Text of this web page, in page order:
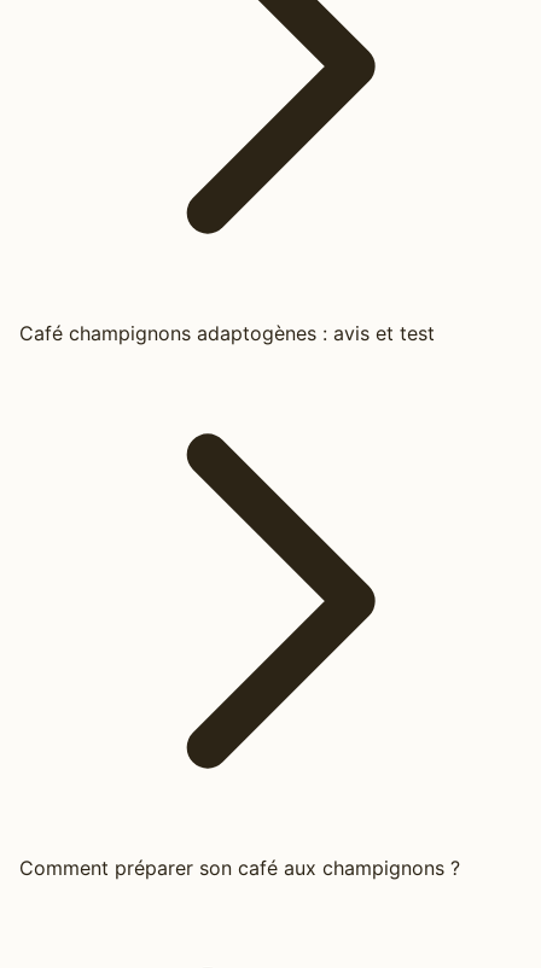
Café champignons adaptogènes : avis et test
Comment préparer son café aux champignons ?